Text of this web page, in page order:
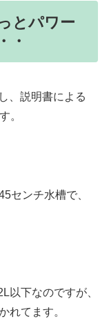
とパワー
・
、説明書による
。
センチ水槽で、
以下なのですが、
れてます。